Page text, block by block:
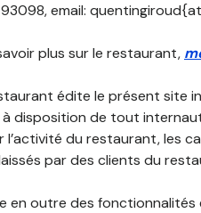
email:
plus sur le restaurant,
édite le présent site
disposition de tout
l’activité du restaurant, les
par des clients du
en outre des